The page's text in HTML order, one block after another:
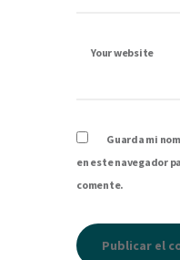
Your website
Guarda mi
en este navegador
comente.